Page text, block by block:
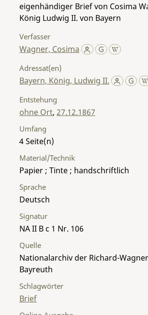
eigenhändiger Brief von Cosima
König Ludwig II. von Bayern
Verfasser
Wagner, Cosima
Adressat(en)
Bayern, König, Ludwig II.
Entstehung
ohne Ort, 27.12.1867
Umfang
4
Material/Technik
Papier ; Tinte ; handschriftlich
Sprache
Deutsch
Signatur
NA II B c 1 Nr. 106
Quelle
Nationalarchiv der Richard-
Bayreuth
Schlagwörter
Brief